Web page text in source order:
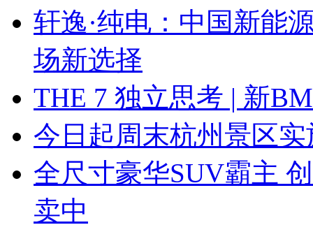
轩逸·纯电：中国新能
场新选择
THE 7 独立思考 | 新
今日起周末杭州景区
全尺寸豪华SUV霸主
卖中